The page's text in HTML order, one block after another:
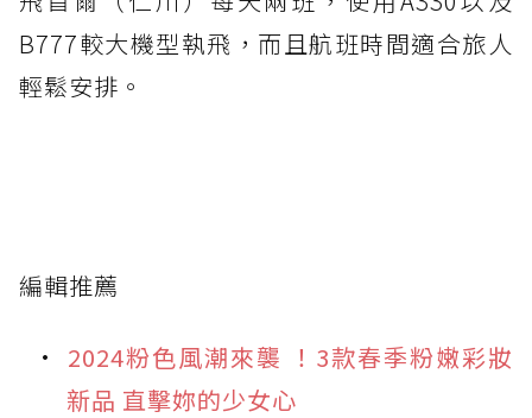
B777較大機型執飛，而且航班時間適合旅人
輕鬆安排。
編輯推薦
2024粉色風潮來襲 ！3款春季粉嫩彩妝
新品 直擊妳的少女心